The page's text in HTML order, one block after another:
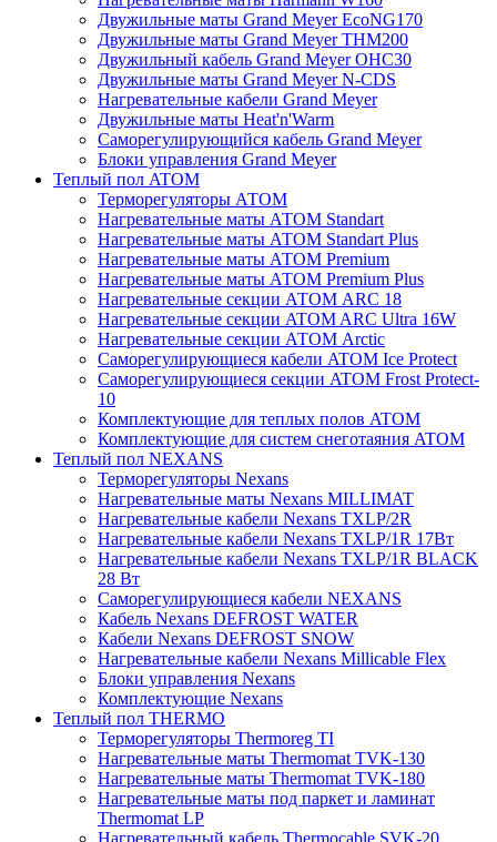
Двужильные маты Grand Meyer EcoNG170
Двужильные маты Grand Meyer THM200
Двужильный кабель Grand Meyer OHC30
Двужильные маты Grand Meyer N-CDS
Нагревательные кабели Grand Meyer
Двужильные маты Heat'n'Warm
Саморегулирующийся кабель Grand Meyer
Блоки управления Grand Meyer
Теплый пол ATOM
Терморегуляторы АТОМ
Нагревательные маты АТОМ Standart
Нагревательные маты АТОМ Standart Plus
Нагревательные маты АТОМ Premium
Нагревательные маты АТОМ Premium Plus
Нагревательные секции АТОМ ARC 18
Нагревательные секции ATOM ARC Ultra 16W
Нагревательные секции АТОМ Arctic
Саморегулирующиеся кабели ATOM Ice Protect
Саморегулирующиеся секции ATOM Frost Protect-
10
Комплектующие для теплых полов ATOM
Комплектующие для систем снеготаяния ATOM
Теплый пол NEXANS
Терморегуляторы Nexans
Нагревательные маты Nexans MILLIMAT
Нагревательные кабели Nexans TXLP/2R
Нагревательные кабели Nexans TXLP/1R 17Вт
Нагревательные кабели Nexans TXLP/1R BLACK
28 Вт
Саморегулирующиеся кабели NEXANS
Кабель Nexans DEFROST WATER
Кабели Nexans DEFROST SNOW
Нагревательные кабели Nexans Millicable Flex
Блоки управления Nexans
Комплектующие Nexans
Теплый пол THERMO
Терморегуляторы Thermoreg TI
Нагревательные маты Thermomat TVK-130
Нагревательные маты Thermomat TVK-180
Нагревательные маты под паркет и ламинат
Thermomat LP
Нагревательный кабель Thermocable SVK-20